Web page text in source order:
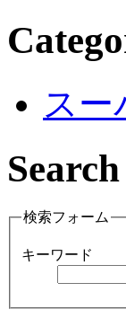
スー
Search
検索フォーム
キーワード